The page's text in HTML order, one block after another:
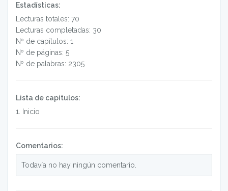
Estadísticas:
Lecturas totales: 70
Lecturas completadas: 30
Nº de capítulos: 1
Nº de páginas: 5
Nº de palabras: 2305
Lista de capítulos:
1
Inicio
Comentarios:
Todavía no hay ningún comentario.